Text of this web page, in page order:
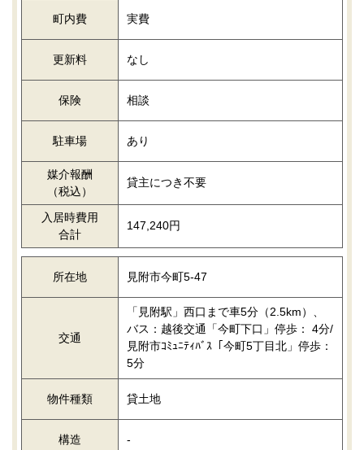
町内費 実費
更新料 なし
保険 相談
駐車場 あり
媒介報酬
（税込）
貸主につき不要
入居時費用
合計
147,240円
所在地 見附市今町5-47
交通
「見附駅」西口まで車5分（2.5km）、
バス：越後交通「今町下口」停歩： 4分/
見附市ｺﾐｭﾆﾃｨﾊﾞｽ「今町5丁目北」停歩：
5分
物件種類 貸土地
構造 -